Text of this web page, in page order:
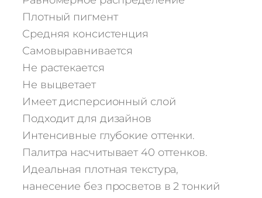
т
в
о
т
о
в
а
р
а
Г
е
л
Плотный пигмент
Средняя консистенция
Самовыравнивается
Не растекается
Не выцветает
Имеет дисперсионный слой
Подходит для дизайнов
Интенсивные глубокие оттенки.
Палитра насчитывает 40 оттенков.
Идеальная плотная текстура,
нанесение без просветов в 2 тонкий